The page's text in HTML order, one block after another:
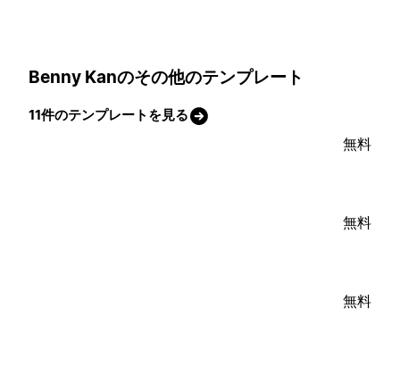
Benny Kanのその他のテンプレート
11件のテンプレートを見る
無料
無料
無料